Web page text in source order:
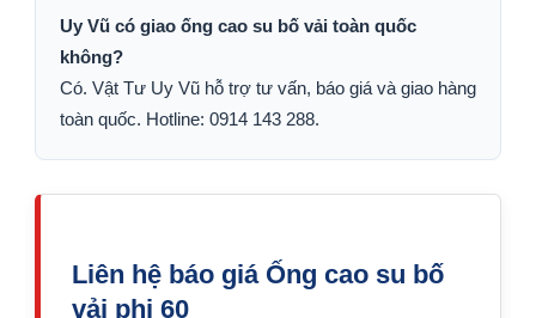
Uy Vũ có giao ống cao su bố vải toàn quốc
không?
Có. Vật Tư Uy Vũ hỗ trợ tư vấn, báo giá và giao hàng
toàn quốc. Hotline: 0914 143 288.
Liên hệ báo giá Ống cao su bố
vải phi 60